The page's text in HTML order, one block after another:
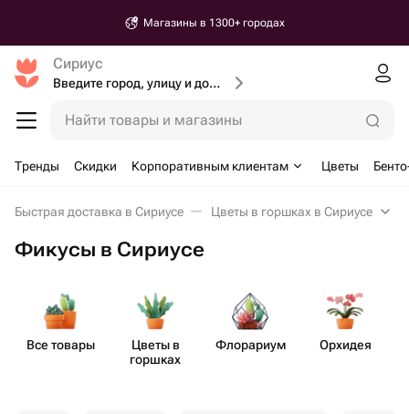
Магазины в 1300+ городах
Сириус
Введите город, улицу и дом доставки
Найти товары и магазины
Тренды Скидки Корпоративным клиентам Цветы
Быстрая доставка в Сириусе Цветы в горшках в Сириусе
Фикусы в Сириусе
Все товары
Цветы в
горшках
Флорариум Орхидея